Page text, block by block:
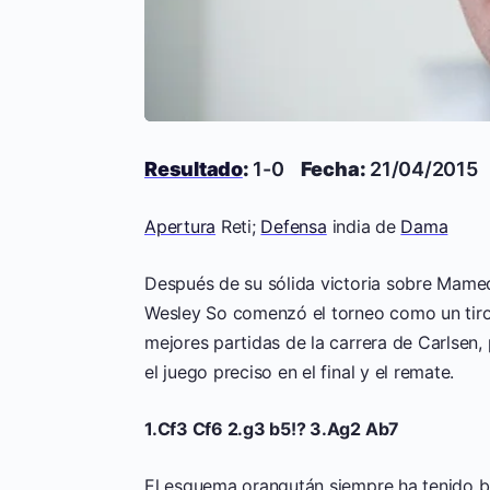
Resultado: 1-0 Fecha: 21/04/
Apertura Reti; Defensa india de Dama
Después de su sólida victoria sobre
Wesley So comenzó el torneo como un
mejores partidas de la carrera de
el juego preciso en el final y el remate.
1.Cf3 Cf6 2.g3 b5!? 3.Ag2 Ab7
El esquema orangután siempre ha tenido